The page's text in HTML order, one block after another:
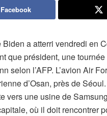
a atterri vendredi en
que président, une
selon l’AFP. L’avion Air
d’Osan, près de
vers une usine de
où il doit rencontrer